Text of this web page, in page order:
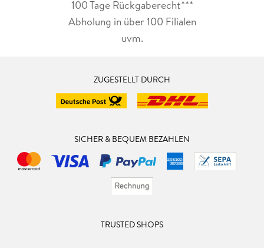
100 Tage Rückgaberecht***
Abholung in über 100 Filialen
uvm.
ZUGESTELLT DURCH
SICHER & BEQUEM BEZAHLEN
TRUSTED SHOPS